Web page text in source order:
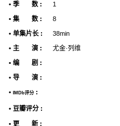
• 季 数 : 1
• 集 数 : 8
• 单集片长 : 38min
• 主 演 : 尤金·列维
• 编 剧 :
• 导 演 :
• IMDb评分 :
• 豆瓣评分 :
• 更 新 :